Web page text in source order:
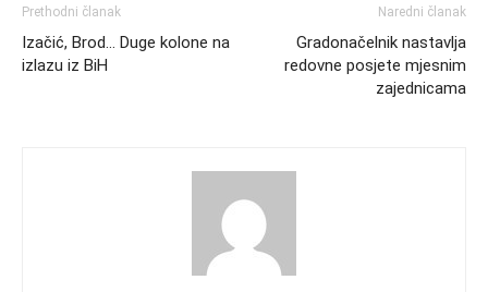
Prethodni članak
Izačić, Brod… Duge kolone na
izlazu iz BiH
Naredni članak
Gradonačelnik nastavlja
redovne posjete mjesnim
zajednicama